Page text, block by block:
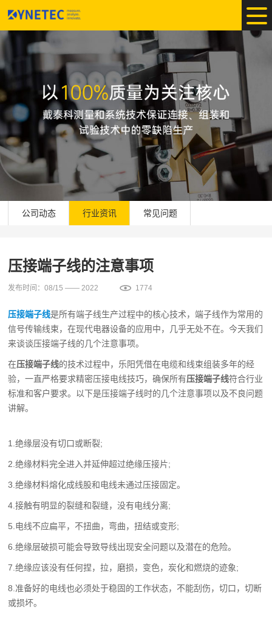
公司动态 行业资讯 常见问题
压接端子线的注意事项
发布时间：08/15 —— 2022 1774
压接端子线是所有端子线生产过程中的核心技术，端子线作为常用的
信号传输线束，在现代电器设备的应用中，几乎无处不在。今天我们
来谈谈压接端子线的几个注意事项。
在压接端子线的技术过程中，乐阳凭借在电缆和线束组装多年的经
验，一直严格要求精密压接电线技巧，确保所有压接端子线符合行业
标准和客户要求。以下是压接端子线时的几个注意事项以及不良问题
讲解。
1.绝缘层没有切口或断裂;
2.绝缘材料完全进入并延伸超过绝缘压接片;
3.绝缘材料熔化成线股和电线未通过压接固定。
4.接触有明显的裂缝和裂缝，没有电线分离;
5.电线不应扁平，不扭曲，弯曲，扭结或变形;
6.绝缘层破损可能会导致导线出现安全问题以及潜在的危险。
7.绝缘应该没有任何捏，拉，磨损，变色，炭化和燃烧的迹象;
8.准备好的电线也必须处于稳固的工作状态，不能刮伤，切口，切断
或损坏。